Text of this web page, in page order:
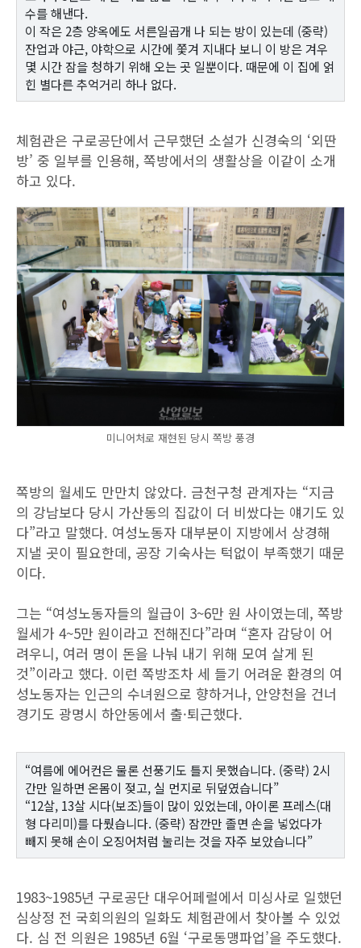
수를 해낸다.
이 작은 2층 양옥에도 서른일곱개 나 되는 방이 있는데 (중략)
잔업과 야근, 야학으로 시간에 쫓겨 지내다 보니 이 방은 겨우
몇 시간 잠을 청하기 위해 오는 곳 일뿐이다. 때문에 이 집에 얽
힌 별다른 추억거리 하나 없다.
체험관은 구로공단에서 근무했던 소설가 신경숙의 ‘외딴
방’ 중 일부를 인용해, 쪽방에서의 생활상을 이같이 소개
하고 있다.
미니어처로 재현된 당시 쪽방 풍경
쪽방의 월세도 만만치 않았다. 금천구청 관계자는 “지금
의 강남보다 당시 가산동의 집값이 더 비쌌다는 얘기도 있
다”라고 말했다. 여성노동자 대부분이 지방에서 상경해
지낼 곳이 필요한데, 공장 기숙사는 턱없이 부족했기 때문
이다.
그는 “여성노동자들의 월급이 3~6만 원 사이였는데, 쪽방
월세가 4~5만 원이라고 전해진다”라며 “혼자 감당이 어
려우니, 여러 명이 돈을 나눠 내기 위해 모여 살게 된
것”이라고 했다. 이런 쪽방조차 세 들기 어려운 환경의 여
성노동자는 인근의 수녀원으로 향하거나, 안양천을 건너
경기도 광명시 하안동에서 출·퇴근했다.
“여름에 에어컨은 물론 선풍기도 틀지 못했습니다. (중략) 2시
간만 일하면 온몸이 젖고, 실 먼지로 뒤덮였습니다”
“12살, 13살 시다(보조)들이 많이 있었는데, 아이론 프레스(대
형 다리미)를 다뤘습니다. (중략) 잠깐만 졸면 손을 넣었다가
빼지 못해 손이 오징어처럼 눌리는 것을 자주 보았습니다”
1983~1985년 구로공단 대우어페럴에서 미싱사로 일했던
심상정 전 국회의원의 일화도 체험관에서 찾아볼 수 있었
다. 심 전 의원은 1985년 6월 ‘구로동맹파업’을 주도했다.